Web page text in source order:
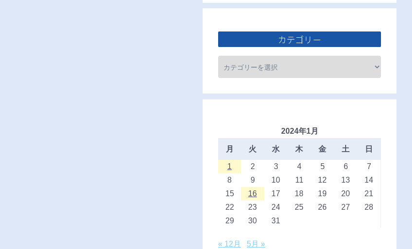
カテゴリー
2024年1月
月 火 水 木 金 土 日
1 2 3 4 5 6
7
8
9 10 11 12 13
14
15
16 17 18 19 20
21
22
23 24 25 26 27
28
29
30 31
« 12月 5月 »